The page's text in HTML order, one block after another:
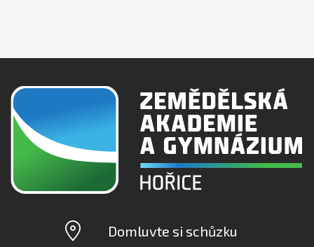
Domluvte si schůzku